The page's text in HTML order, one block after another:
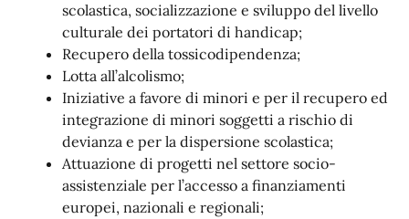
scolastica, socializzazione e sviluppo del livello
culturale dei portatori di handicap;
Recupero della tossicodipendenza;
Lotta all’alcolismo;
Iniziative a favore di minori e per il recupero ed
integrazione di minori soggetti a rischio di
devianza e per la dispersione scolastica;
Attuazione di progetti nel settore socio-
assistenziale per l’accesso a finanziamenti
europei, nazionali e regionali;